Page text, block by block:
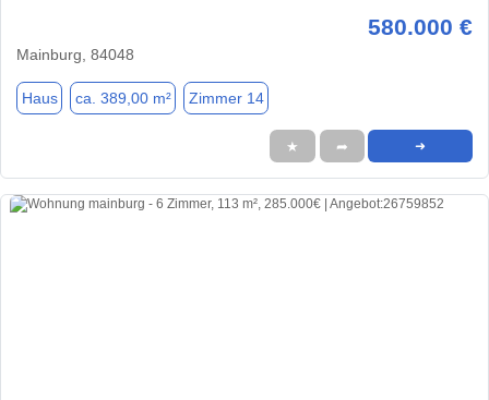
580.000 €
Mainburg, 84048
Haus ca. 389,00 m² Zimmer 14
★ ➦ ➜